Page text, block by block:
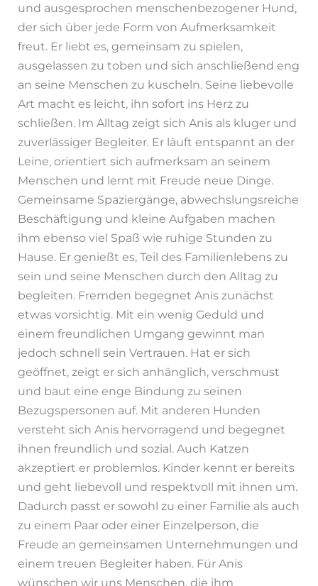
und ausgesprochen menschenbezogener Hund,
der sich über jede Form von Aufmerksamkeit
freut. Er liebt es, gemeinsam zu spielen,
ausgelassen zu toben und sich anschließend eng
an seine Menschen zu kuscheln. Seine liebevolle
Art macht es leicht, ihn sofort ins Herz zu
schließen. Im Alltag zeigt sich Anis als kluger und
zuverlässiger Begleiter. Er läuft entspannt an der
Leine, orientiert sich aufmerksam an seinem
Menschen und lernt mit Freude neue Dinge.
Gemeinsame Spaziergänge, abwechslungsreiche
Beschäftigung und kleine Aufgaben machen
ihm ebenso viel Spaß wie ruhige Stunden zu
Hause. Er genießt es, Teil des Familienlebens zu
sein und seine Menschen durch den Alltag zu
begleiten. Fremden begegnet Anis zunächst
etwas vorsichtig. Mit ein wenig Geduld und
einem freundlichen Umgang gewinnt man
jedoch schnell sein Vertrauen. Hat er sich
geöffnet, zeigt er sich anhänglich, verschmust
und baut eine enge Bindung zu seinen
Bezugspersonen auf. Mit anderen Hunden
versteht sich Anis hervorragend und begegnet
ihnen freundlich und sozial. Auch Katzen
akzeptiert er problemlos. Kinder kennt er bereits
und geht liebevoll und respektvoll mit ihnen um.
Dadurch passt er sowohl zu einer Familie als auch
zu einem Paar oder einer Einzelperson, die
Freude an gemeinsamen Unternehmungen und
einem treuen Begleiter haben. Für Anis
wünschen wir uns Menschen, die ihm